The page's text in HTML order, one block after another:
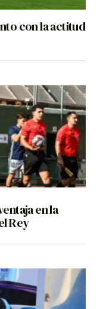
con la actitud
en la
Rey